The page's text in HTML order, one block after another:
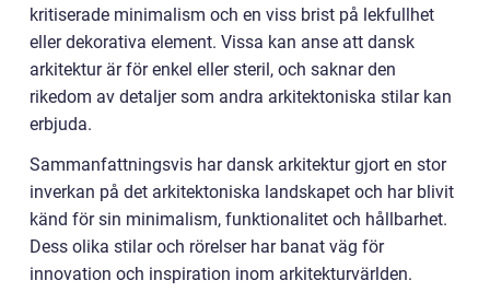
kritiserade minimalism och en viss brist på lekfullhet
eller dekorativa element. Vissa kan anse att dansk
arkitektur är för enkel eller steril, och saknar den
rikedom av detaljer som andra arkitektoniska stilar kan
erbjuda.
Sammanfattningsvis har dansk arkitektur gjort en stor
inverkan på det arkitektoniska landskapet och har blivit
känd för sin minimalism, funktionalitet och hållbarhet.
Dess olika stilar och rörelser har banat väg för
innovation och inspiration inom arkitekturvärlden.